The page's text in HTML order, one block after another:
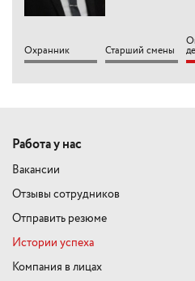
Охранник Старший смены
Работа у нас
Вакансии
Отзывы сотрудников
Отправить резюме
Истории успеха
Компания в лицах